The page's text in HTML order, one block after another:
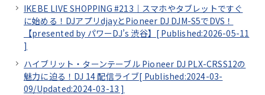
IKEBE LIVE SHOPPING #213｜スマホやタブレットですぐ
に始める！DJアプリdjayとPioneer DJ DJM-S5でDVS！
【presented by パワーDJ’s 渋谷】[ Published:2026-05-11
]
ハイブリット・ターンテーブル Pioneer DJ PLX-CRSS12の
魅力に迫る！DJ 14 配信ライブ[ Published:2024-03-
09/Updated:2024-03-13 ]